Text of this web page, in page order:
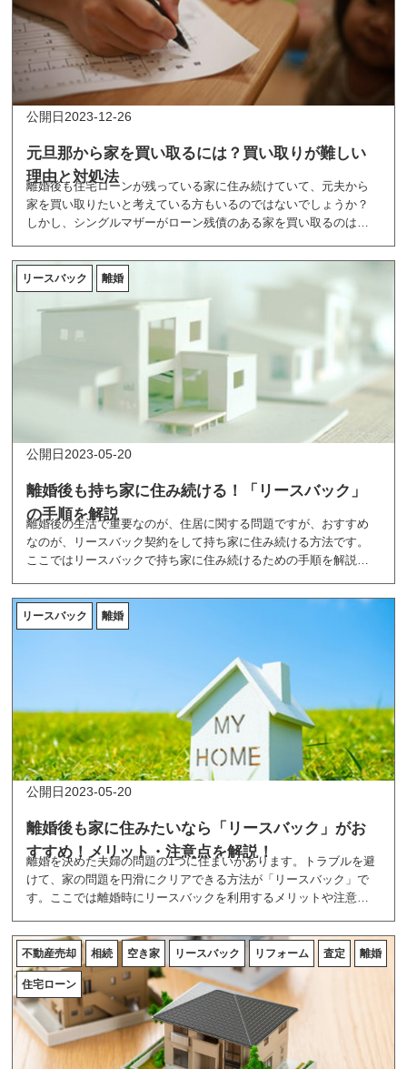
元旦那から家を買い取るには？買い取りが難しい
理由と対処法
2023-12-26
離婚後も住宅ローンが残っている家に住み続けていて、元夫から
家を買い取りたいと考えている方もいるのではないでしょうか？
しかし、シングルマザーがローン残債のある家を買い取るのは難
買い取る際に確認すべき方法を紹介してます。
リースバック 離婚
離婚後も持ち家に住み続ける！「リースバック」
の手順を解説
2023-05-20
離婚後の生活で重要なのが、住居に関する問題ですが、おすすめ
なのが、リースバック契約をして持ち家に住み続ける方法です。
ここではリースバックで持ち家に住み続けるための手順を解説し
リースバック 離婚
離婚後も家に住みたいなら「リースバック」がお
すすめ！メリット・注意点を解説！
2023-05-20
離婚を決めた夫婦の問題の1つに住まいがあります。トラブルを避
けて、家の問題を円滑にクリアできる方法が「リースバック」で
す。ここでは離婚時にリースバックを利用するメリットや注意点
不動産売却 相続 空き家 リースバック リフォーム 査定 離婚
住宅ローン